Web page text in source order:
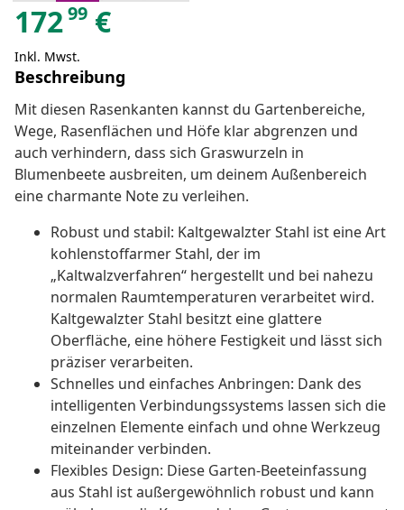
17299 €
Inkl. Mwst.
Beschreibung
Mit diesen Rasenkanten kannst du Gartenbereiche,
Wege, Rasenflächen und Höfe klar abgrenzen und
auch verhindern, dass sich Graswurzeln in
Blumenbeete ausbreiten, um deinem Außenbereich
eine charmante Note zu verleihen.
Robust und stabil: Kaltgewalzter Stahl ist eine Art
kohlenstoffarmer Stahl, der im
„Kaltwalzverfahren“ hergestellt und bei nahezu
normalen Raumtemperaturen verarbeitet wird.
Kaltgewalzter Stahl besitzt eine glattere
Oberfläche, eine höhere Festigkeit und lässt sich
präziser verarbeiten.
Schnelles und einfaches Anbringen: Dank des
intelligenten Verbindungssystems lassen sich die
einzelnen Elemente einfach und ohne Werkzeug
miteinander verbinden.
Flexibles Design: Diese Garten-Beeteinfassung
aus Stahl ist außergewöhnlich robust und kann